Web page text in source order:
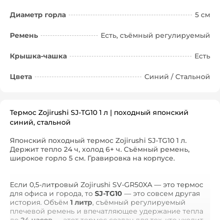
Диаметр горла 5 см
Ремень Есть, съёмный регулируемый
Крышка-чашка Есть
Цвета Синий / Стальной
Термос Zojirushi SJ-TG10 1 л | походный японский
синий, стальной
Японский походный термос Zojirushi SJ-TG10 1 л.
Держит тепло 24 ч, холод 6+ ч. Съёмный ремень,
широкое горло 5 см. Гравировка на корпусе.
Если 0,5-литровый Zojirushi SV-GR50XA — это термос
для офиса и города, то SJ-TG10 — это совсем другая
история. Объём 1 литр, съёмный регулируемый
плечевой ремень и впечатляющее удержание тепла